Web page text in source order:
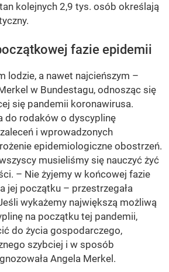
kolejnych 2,9 tys. osób określają
fazie epidemii
lodzie, a nawet najcieńszym –
w Bundestagu, odnosząc się
się pandemii koronawirusa.
do rodaków o dyscyplinę
i wprowadzonych
epidemiologiczne obostrzeń.
musieliśmy się nauczyć żyć
– Nie żyjemy w końcowej fazie
jej początku – przestrzegała
wykażemy największą możliwą
na początku tej pandemii,
do życia gospodarczego,
szybciej i w sposób
Angela Merkel.